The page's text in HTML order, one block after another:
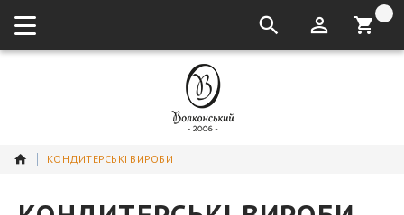
кошик:
КОНДИТЕРСЬКІ ВИРОБИ